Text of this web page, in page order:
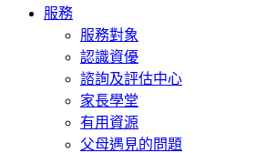
服務
服務對象
認識資優
諮詢及評估中心
家長學堂
有用資源
父母遇見的問題